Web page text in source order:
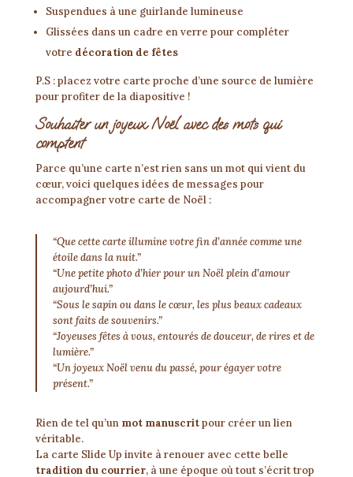
Suspendues à une guirlande lumineuse
Glissées dans un cadre en verre pour compléter
votre décoration de fêtes
P.S : placez votre carte proche d’une source de lumière
pour profiter de la diapositive !
Souhaiter un joyeux Noël avec des mots qui
comptent
Parce qu’une carte n’est rien sans un mot qui vient du
cœur, voici quelques idées de messages pour
accompagner votre carte de Noël :
“Que cette carte illumine votre fin d’année comme une
étoile dans la nuit.”
“Une petite photo d’hier pour un Noël plein d’amour
aujourd’hui.”
“Sous le sapin ou dans le cœur, les plus beaux cadeaux
sont faits de souvenirs.”
“Joyeuses fêtes à vous, entourés de douceur, de rires et de
lumière.”
“Un joyeux Noël venu du passé, pour égayer votre
présent.”
Rien de tel qu’unmot manuscritpour créer un lien
véritable.
La carte Slide Up invite à renouer avec cette belle
tradition du courrier, à une époque où tout s’écrit trop